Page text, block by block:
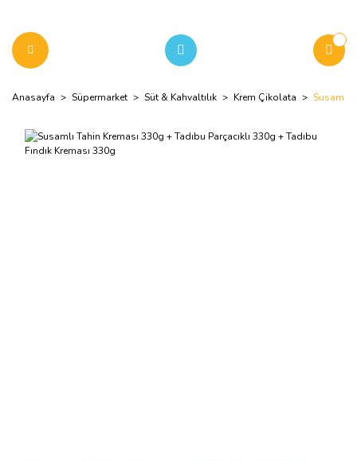
Anasayfa Süpermarket Süt & Kahvaltılık Krem Çikolata Susamlı